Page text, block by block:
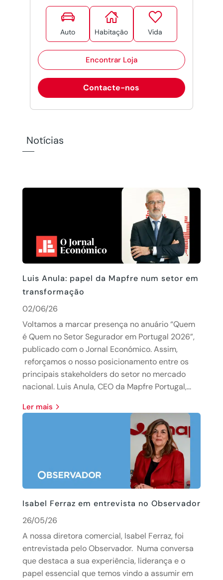

Auto

Habitação

Vida
Encontrar Loja
Contacte-nos
Notícias
Luis Anula: papel da Mapfre num setor em
transformação
02/06/26
Voltamos a marcar presença no anuário “Quem
é Quem no Setor Segurador em Portugal 2026”,
publicado com o Jornal Económico. Assim,
reforçamos o nosso posicionamento entre os
principais stakeholders do setor no mercado
nacional. Luis Anula, CEO da Mapfre Portugal,...
Ler mais
Isabel Ferraz em entrevista no Observador
26/05/26
A nossa diretora comercial, Isabel Ferraz, foi
entrevistada pelo Observador. Numa conversa
que destaca a sua experiência, liderança e o
papel essencial que temos vindo a assumir em